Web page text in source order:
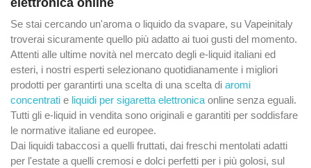
Se stai cercando un'aroma o liquido da svapare, su Vapeinitaly
troverai sicuramente quello più adatto ai tuoi gusti del momento.
Attenti alle ultime novità nel mercato degli e-liquid italiani ed
esteri, i nostri esperti selezionano quotidianamente i migliori
prodotti per garantirti una scelta di una scelta di aromi
concentrati e liquidi per sigaretta elettronica online senza eguali.
Tutti gli e-liquid in vendita sono originali e garantiti per soddisfare
le normative italiane ed europee.
Dai liquidi tabaccosi a quelli fruttati, dai freschi mentolati adatti
per l'estate a quelli cremosi e dolci perfetti per i più golosi, sul